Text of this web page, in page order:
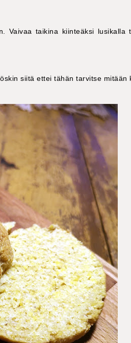
Vaivaa taikina kiinteäksi lusikalla
siitä ettei tähän tarvitse mitään